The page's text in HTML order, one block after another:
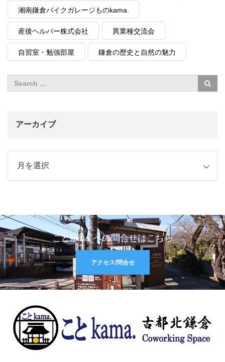
湘南鎌倉バイクガレージものkama.
産後ヘルパー株式会社 異業種交流会
自習室・勉強部屋 鎌倉の歴史と自然の魅力
アーカイブ
ことkama. への問合せはこちら
アクセス/問合せ